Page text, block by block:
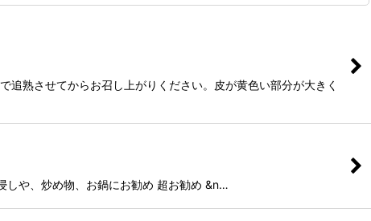
熟させてからお召し上がりください。皮が黄色い部分が大きく
しや、炒め物、お鍋にお勧め 超お勧め &n…